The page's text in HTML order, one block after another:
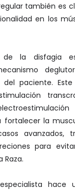
también es
en los
de la disfagia
paciente.
fortalecer la
avanzados,
para
Raza.